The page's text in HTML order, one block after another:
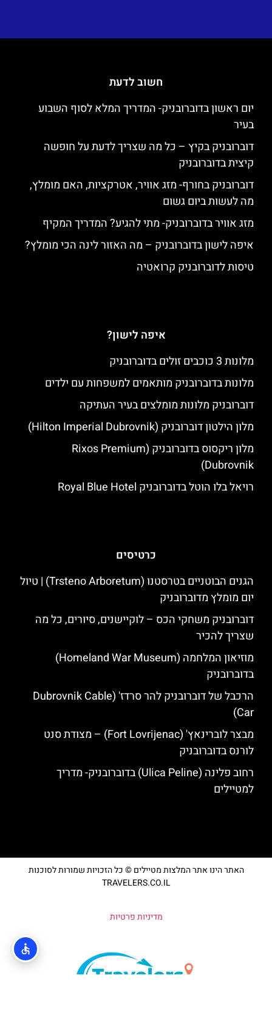
חשוב לדעת
יום ראשון בדוברובניק- המדריך המלא לסוף השבוע
בעיר
דוברובניק בקיץ – כל מה שצריך לדעת על חופשה
קיצית בדוברובניק
דוברובניק בחורף- מזג אוויר, אטרקציות, האם מומלץ,
מה לעשות ביום גשום
מזג אוויר בדוברובניק- מתי להגיע? המדריך המקיף
איפה לישון בדוברובניק – מה האזור לינה הכי מומלץ?
טיסות לדוברובניק קרואטיה
איפה לישון?
מלונות 3 כוכבים זולים בדוברובניק
מלונות בדוברובניק מותאמים למשפחות עם ילדים
דוברובניק מלונות מומלצים בעיר העתיקה
מלון הילטון דוברובניק (Hilton Imperial Dubrovnik)
מלון ריקסוס בדוברובניק (Rixos Premium
Dubrovnik)
רויאל בלו הוטל בדוברובניק Royal Blue Hotel
כרטיסים
הגנים הבוטניים בטרסטנו (Trsteno Arboretum) | טיול
יום מומלץ מדוברובניק
דוברובניק משחקי הכס – לוקיישנים, סיורים, כל מה
שצריך להכיר
מוזיאון המלחמה (Homeland War Museum)
בדוברובניק
הרכבל של דוברובניק להר סרדז' (Dubrovnik Cable
Car)
מבצר לוברינאץ' (Fort Lovrijenac) – מצודת סנט
לורנס בדוברובניק
רחוב פלינה (Ulica Peline) בדוברובניק- מדריך
למטיילים
האתר הינו אתר המלצות מטיילים © כל הזכויות שמורות לסוכנות
TRAVELERS.CO.IL
מדיניות פרטיות